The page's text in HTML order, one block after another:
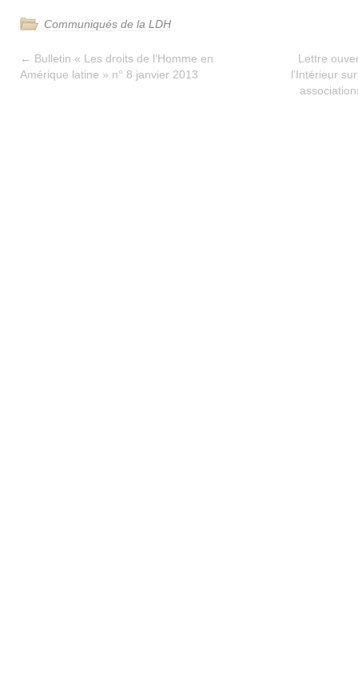
Communiqués de la LDH
← Bulletin « Les droits de l’Homme en
Amérique latine » n° 8 janvier 2013
Lettre
l’Intérieur